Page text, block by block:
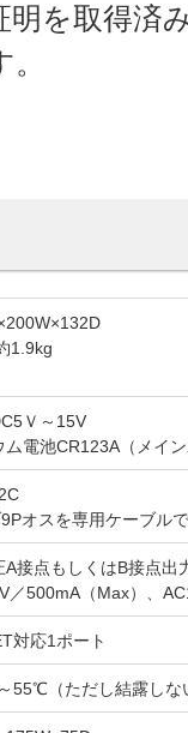
明を取得済
1.9kg
Ｖ～15V
ム電池CR123A（メイ
オスを専用ケーブル
A接点もしくはB接点出
／500mA（Max）、
対応1ポート
55℃（ただし結露しな